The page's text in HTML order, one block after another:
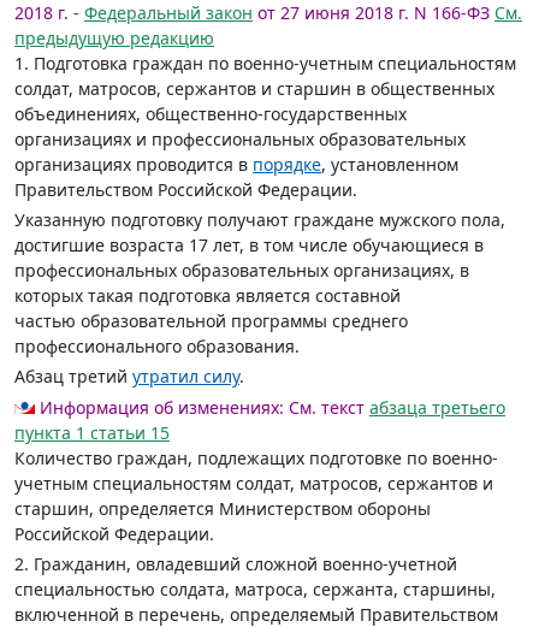
2018 г. - Федеральный закон от 27 июня 2018 г. N 166-ФЗ См.
предыдущую редакцию
1. Подготовка граждан по военно-учетным специальностям
солдат, матросов, сержантов и старшин в общественных
объединениях, общественно-государственных
организациях и профессиональных образовательных
организациях проводится в порядке, установленном
Правительством Российской Федерации.
Указанную подготовку получают граждане мужского пола,
достигшие возраста 17 лет, в том числе обучающиеся в
профессиональных образовательных организациях, в
которых такая подготовка является составной
частью образовательной программы среднего
профессионального образования.
Абзац третий утратил силу.
Информация об изменениях: См. текст абзаца третьего
пункта 1 статьи 15
Количество граждан, подлежащих подготовке по военно-
учетным специальностям солдат, матросов, сержантов и
старшин, определяется Министерством обороны
Российской Федерации.
2. Гражданин, овладевший сложной военно-учетной
специальностью солдата, матроса, сержанта, старшины,
включенной в перечень, определяемый Правительством